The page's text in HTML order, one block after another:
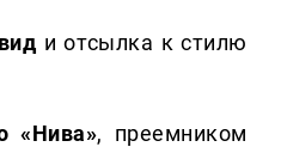
и отсылка к стилю
«Нива», преемником